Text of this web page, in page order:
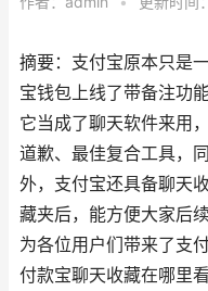
摘要：支付宝原本只是
宝钱包上线了带备注功
它当成了聊天软件来用
道歉、最佳复合工具，
外，支付宝还具备聊天
藏夹后，能方便大家后
为各位用户们带来了支
付款宝聊天收藏在哪里